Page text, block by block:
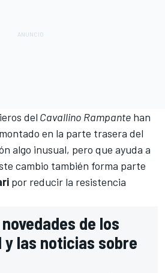
del Cavallino Rampante han
montado en la parte trasera del
algo inusual, pero que ayuda a
cambio también forma parte
por reducir la resistencia
de los
y las noticias sobre